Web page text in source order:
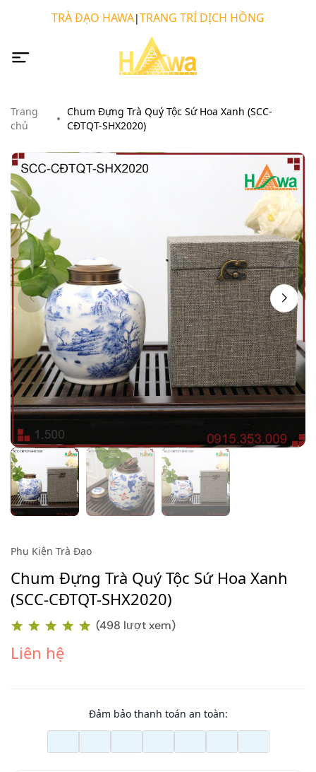
TRÀ ĐẠO HAWA|TRANG TRÍ DỊCH HỒNG
Trang
chủ
Chum Đựng Trà Quý Tộc Sứ Hoa Xanh (SCC-
CĐTQT-SHX2020)
Phụ Kiện Trà Đạo
Chum Đựng Trà Quý Tộc Sứ Hoa Xanh
(SCC-CĐTQT-SHX2020)
(498 lượt xem)
Liên hệ
Đảm bảo thanh toán an toàn: